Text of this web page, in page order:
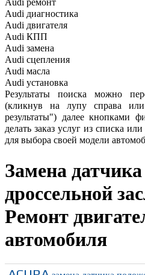
Audi ремонт
Audi диагностика
Audi двигателя
Audi КПП
Audi замена
Audi сцепления
Audi масла
Audi установка
Результаты поиска можно
(кликнув на лупу справа
результаты") далее кнопками
делать заказ услуг из списка
для выбора своей модели
Замена
дроссельной
Ремонт
автомобиля